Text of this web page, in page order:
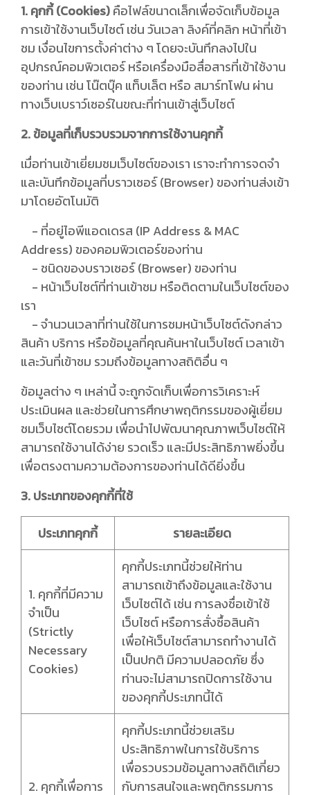
1. คุกกี้ (Cookies)คือไฟล์ขนาดเล็กเพื่อจัดเก็บข้อมูล
การเข้าใช้งานเว็บไซต์ เช่น วันเวลา ลิงค์ที่คลิก หน้าที่เข้า
ชม เงื่อนไขการตั้งค่าต่าง ๆ โดยจะบันทึกลงไปใน
อุปกรณ์คอมพิวเตอร์ หรือเครื่องมือสื่อสารที่เข้าใช้งาน
ของท่าน เช่น โน๊ตบุ๊ค แท็บเล็ต หรือ สมาร์ทโฟน ผ่าน
ทางเว็บเบราว์เซอร์ในขณะที่ท่านเข้าสู่เว็บไซต์
2. ข้อมูลที่เก็บรวบรวมจากการใช้งานคุกกี้
เมื่อท่านเข้าเยี่ยมชมเว็บไซต์ของเรา เราจะทำการจดจำ
และบันทึกข้อมูลที่บราวเซอร์ (Browser) ของท่านส่งเข้า
มาโดยอัตโนมัติ
- ที่อยู่ไอพีแอดเดรส (IP Address & MAC
Address) ของคอมพิวเตอร์ของท่าน
- ชนิดของบราวเซอร์ (Browser) ของท่าน
- หน้าเว็บไซต์ที่ท่านเข้าชม หรือติดตามในเว็บไซต์ของ
เรา
- จำนวนเวลาที่ท่านใช้ในการชมหน้าเว็บไซต์ดังกล่าว
สินค้า บริการ หรือข้อมูลที่คุณค้นหาในเว็บไซต์ เวลาเข้า
และวันที่เข้าชม รวมถึงข้อมูลทางสถิติอื่น ๆ
ข้อมูลต่าง ๆ เหล่านี้ จะถูกจัดเก็บเพื่อการวิเคราะห์
ประเมินผล และช่วยในการศึกษาพฤติกรรมของผู้เยี่ยม
ชมเว็บไซต์โดยรวม เพื่อนำไปพัฒนาคุณภาพเว็บไซต์ให้
สามารถใช้งานได้ง่าย รวดเร็ว และมีประสิทธิภาพยิ่งขึ้น
เพื่อตรงตามความต้องการของท่านได้ดียิ่งขึ้น
3. ประเภทของคุกกี้ที่ใช้
ประเภทคุกกี้
รายละเอียด
1. คุกกี้ที่มีความ
จำเป็น
(Strictly
Necessary
Cookies)
คุกกี้ประเภทนี้ช่วยให้ท่าน
สามารถเข้าถึงข้อมูลและใช้งาน
เว็บไซต์ได้ เช่น การลงชื่อเข้าใช้
เว็บไซต์ หรือการสั่งซื้อสินค้า
เพื่อให้เว็บไซต์สามารถทำงานได้
เป็นปกติ มีความปลอดภัย ซึ่ง
ท่านจะไม่สามารถปิดการใช้งาน
ของคุกกี้ประเภทนี้ได้
2. คุกกี้เพื่อการ
คุกกี้ประเภทนี้ช่วยเสริม
ประสิทธิภาพในการใช้บริการ
เพื่อรวบรวมข้อมูลทางสถิติเกี่ยว
กับการสนใจและพฤติกรรมการ